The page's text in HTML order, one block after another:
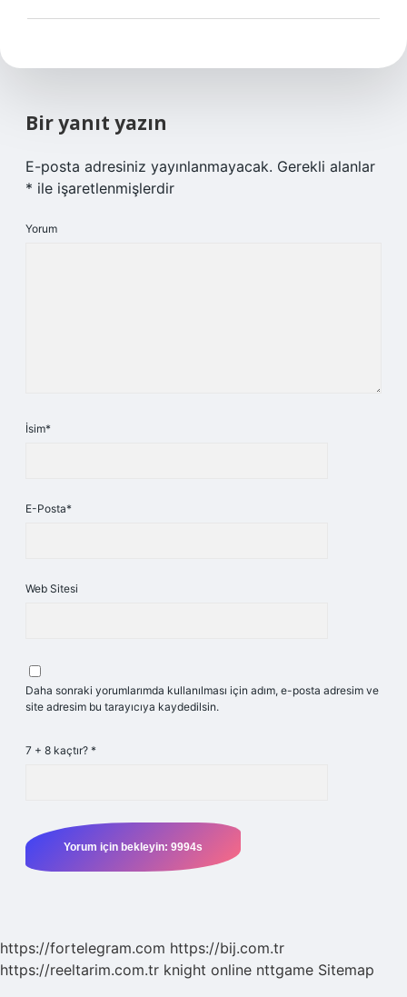
Bir yanıt yazın
E-posta adresiniz yayınlanmayacak. Gerekli alanlar
* ile işaretlenmişlerdir
Yorum
İsim*
E-Posta*
Web Sitesi
Daha sonraki yorumlarımda kullanılması için adım, e-posta adresim ve
site adresim bu tarayıcıya kaydedilsin.
7 + 8 kaçtır? *
https://fortelegram.com https://bij.com.tr
https://reeltarim.com.tr knight online nttgame Sitemap